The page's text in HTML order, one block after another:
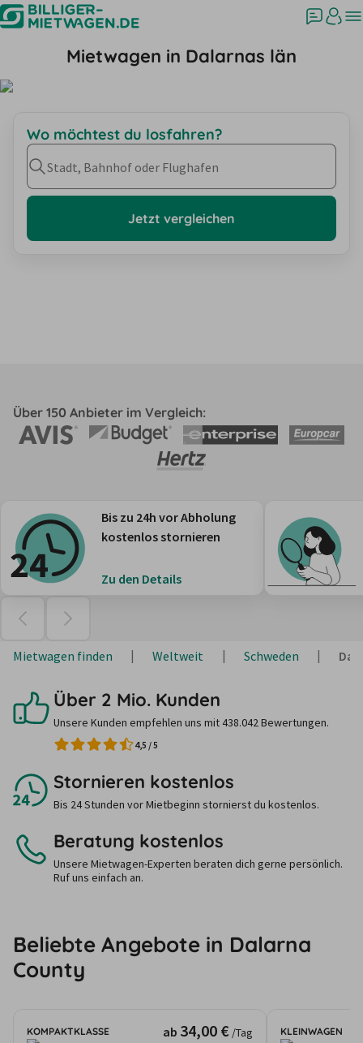
Mietwagen in Dalarnas län
Wo möchtest du losfahren?
Stadt, Bahnhof oder Flughafen
Jetzt vergleichen
Über 150 Anbieter im Vergleich:
Bis zu 24h vor Abholung
kostenlos stornieren
Zu den Details
Mietwagen finden Weltweit Schweden
Über 2 Mio. Kunden
Unsere Kunden empfehlen uns mit 438.042 Bewertungen.
4,5 /5
Stornieren kostenlos
Bis 24 Stunden vor Mietbeginn stornierst du kostenlos.
Beratung kostenlos
Unsere Mietwagen-Experten beraten dich gerne persönlich.
Ruf uns einfach an.
Beliebte Angebote in Dalarna
County
KOMPAKTKLASSE ab 34,00 € /Tag KLEINWAGEN